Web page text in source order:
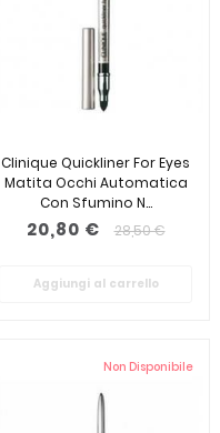
Clinique Quickliner For Eyes
Matita Occhi Automatica
Con Sfumino N...
20,80 € 28,50 €
Aggiungi al carrello
Non Disponibile